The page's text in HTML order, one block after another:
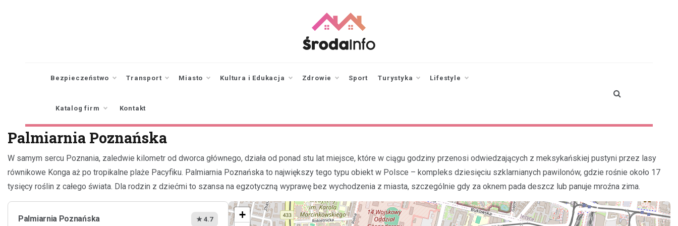
Wielkopolskiej
Bezpieczeństwo Transport Miasto Kultura i Edukacja Zdrowie Sport Turystyka Lifestyle
Katalog firm Kontakt
Palmiarnia Poznańska
W samym sercu Poznania, zaledwie kilometr od dworca głównego, działa od ponad stu lat miejsce, które w ciągu godziny przenosi odwiedzających z meksykańskiej pustyni przez lasy
równikowe Konga aż po tropikalne plaże Pacyfiku. Palmiarnia Poznańska to największy tego typu obiekt w Polsce – kompleks dziesięciu szklarnianych pawilonów, gdzie rośnie około 17
tysięcy roślin z całego świata. Dla rodzin z dziećmi to szansa na egzotyczną wyprawę bez wychodzenia z miasta, szczególnie gdy za oknem pada deszcz lub panuje mroźna zima.
Palmiarnia Poznańska ★ 4.7
+